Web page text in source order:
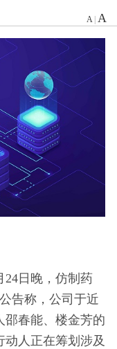
A| A
24日晚，仿制药
告称，公司于近
邵春能、楼金芳的
人正在筹划涉及